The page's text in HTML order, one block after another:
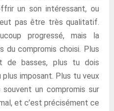
un son intéressant, ou
pas être très qualitatif.
progressé, mais la
du compromis choisi. Plus
de basses, plus tu dois
imposant. Plus tu veux
un compromis sur
et c’est précisément ce